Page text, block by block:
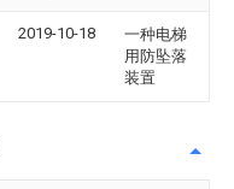
2019-10-18
一种电梯
用防坠落
装置